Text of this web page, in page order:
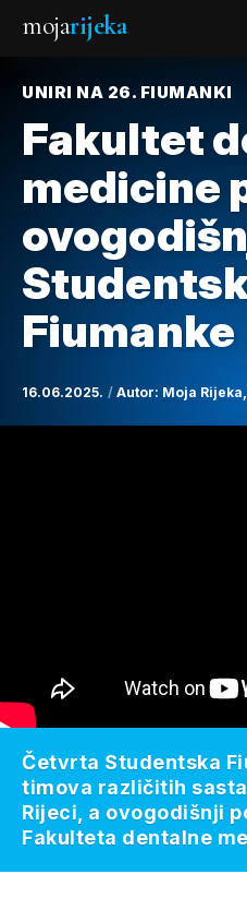
mojarijeka
UNIRI NA 26. FIUMANKI
Fakultet
medicine
Fiumanke
16.06.2025. Autor: Moja Rijeka,
Četvrta Studentska
timova različitih
Rijeci, a ovogodišnji
Fakulteta dentalne